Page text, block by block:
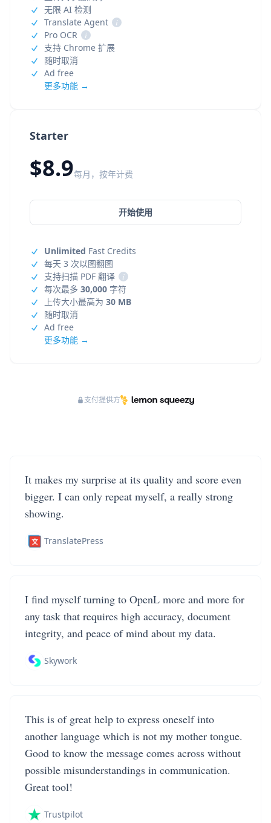
Starter
$8.9每月，按年计费
开始使用
Unlimited Fast Credits
每天 3 次以图翻图
支持扫描 PDF 翻译
i
每次最多 30,000 字符
上传大小最高为 30 MB
随时取消
Ad free
更多功能 →
无限 AI 检测
Translate Agent
i
Pro OCR
i
支持 Chrome 扩展
随时取消
Ad free
更多功能 →
支付提供方
It makes my surprise at its quality and score even
bigger. I can only repeat myself, a really strong
showing.
TranslatePress
I find myself turning to OpenL more and more for
any task that requires high accuracy, document
integrity, and peace of mind about my data.
Skywork
This is of great help to express oneself into
another language which is not my mother tongue.
Good to know the message comes across without
possible misunderstandings in communication.
Great tool!
Trustpilot